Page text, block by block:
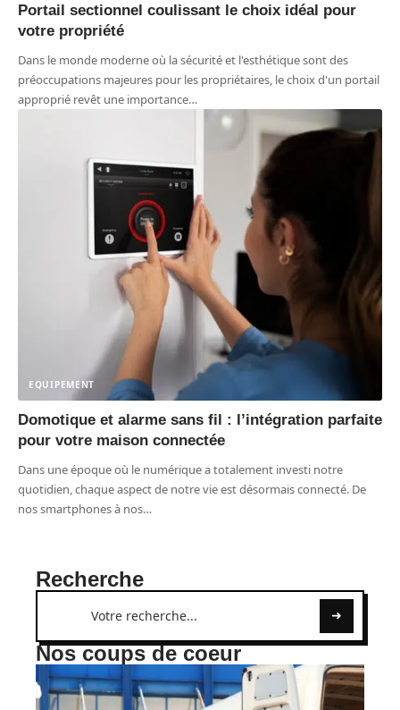
Portail sectionnel coulissant le choix idéal pour
votre propriété
Dans le monde moderne où la sécurité et l'esthétique sont des
préoccupations majeures pour les propriétaires, le choix d'un portail
approprié revêt une importance…
EQUIPEMENT
Domotique et alarme sans fil : l’intégration parfaite
pour votre maison connectée
Dans une époque où le numérique a totalement investi notre
quotidien, chaque aspect de notre vie est désormais connecté. De
nos smartphones à nos…
Recherche
Nos coups de coeur